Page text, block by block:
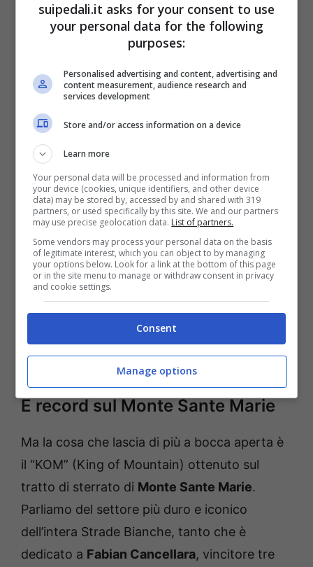
Nei dati pubblicati su Strava troviamo per
cadenza media
pedalare molto agile con pedivelle molto
corte, forse per questo motivo il numero di
96 rpmnon deve eccessivamente
spaventare. Diverso è impressionante il
dispendio energetico, pari a
Grazie all’aiuto diBicidastradasiamo venuti a
conoscenza della media negli ultimi 81
chilometri, ovvero quelli in cui lo sloveno ha
dato il via all’azione decisiva. Parliamo di una
velocità di 38,9 chilometri orari
praticamente tratti di pianura e con
amministrazione dello sforzo negli ultimi 20
chilometri.
E record sul Monte Sante Marie
Ma la cosa che lascia di più a bocca aperta è
il “KOM” (King of Mountain) ottenuto sul
tratto di sterrato di Monte Sante Marie.
Parliamo del settore più duro e iconico
dell’intera Strade Bianche, tanto che è
dedicato a Fabian Cancellara, vincitore tre
suipedali.it asks for your consent to use
your personal data for the following
purposes:
Personalised advertising and content, advertising and
content measurement, audience research and
services development
Store and/or access information on a device
Learn more
Your personal data will be processed and information from
your device (cookies, unique identifiers, and other device
data) may be stored by, accessed by and shared with 319
partners, or used specifically by this site. We and our partners
may use precise geolocation data. List of partners.
Some vendors may process your personal data on the basis
of legitimate interest, which you can object to by managing
your options below. Look for a link at the bottom of this page
or in the site menu to manage or withdraw consent in privacy
and cookie settings.
Consent
Manage options